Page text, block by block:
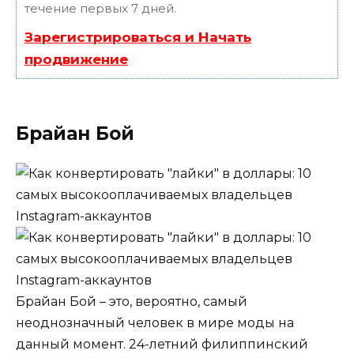
течение первых 7 дней.
Зарегистрироваться и Начать
продвижение
Брайан Бой
Брайан Бой – это, вероятно, самый
неоднозначный человек в мире моды на
данный момент. 24-летний филиппинский